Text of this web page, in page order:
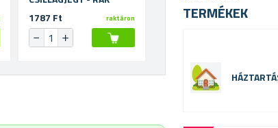
1787 Ft
raktáron
OROSZLÁN
1787 Ft raktáron
TERMÉKEK